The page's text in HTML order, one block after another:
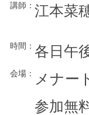
講師： 江本菜
時間： 各日午
会場：
メナー
参加無